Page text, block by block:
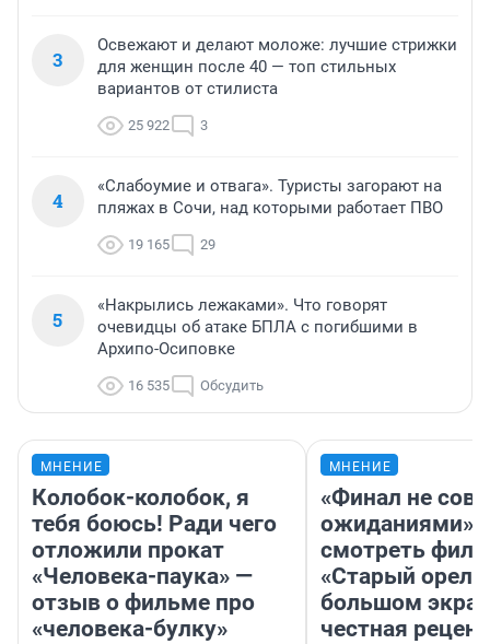
3
Освежают и делают моложе: лучшие стрижки
для женщин после 40 — топ стильных
вариантов от стилиста
25 922 3
4
«Слабоумие и отвага». Туристы загорают на
пляжах в Сочи, над которыми работает ПВО
19 165 29
5
«Накрылись лежаками». Что говорят
очевидцы об атаке БПЛА с погибшими в
Архипо-Осиповке
16 535 Обсудить
МНЕНИЕ
Колобок-колобок, я
тебя боюсь! Ради чего
отложили прокат
«Человека-паука» —
отзыв о фильме про
«человека-булку»
МНЕНИЕ
«Финал не
ожиданиями»:
смотреть
«Старый орел»
большом
честная